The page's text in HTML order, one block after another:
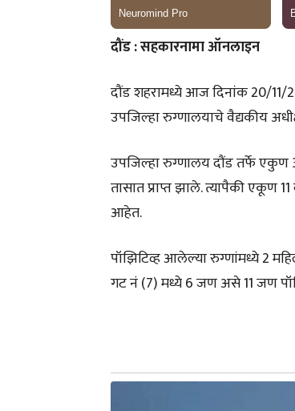
दौंड : सहकारनामा ऑनलाइन
दौंड शहरामध्ये आज दिनांक 20/11/
उपजिल्हा रुग्णालयाचे वैद्यकीय
उपजिल्हा रुग्णालय दौंड तर्फे एकुण
तासात प्राप्त झाले. त्यापैकी एकूण
आहेत.
पॉझिटिव्ह आलेल्या रुग्णांमध्ये 2
गट नं (7) मध्ये 6 जण असे 11 जण